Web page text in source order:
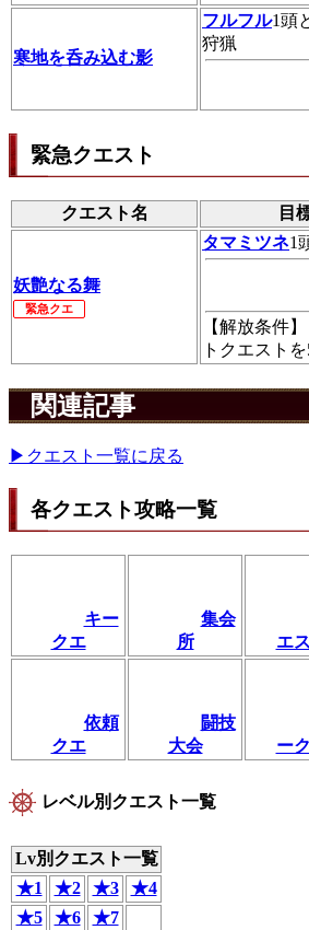
寒地を呑み込む影
フルフル1頭
狩猟
緊急クエスト
クエスト名 目
妖艶なる舞
緊急クエ
タマミツネ1
【解放条件
トクエスト
関連記事
▶クエスト一覧に戻る
各クエスト攻略一覧
キー
クエ
集会
所
エ
依頼
クエ
闘技
大会
ー
レベル別クエスト一覧
Lv別クエスト一覧
★1
★2 ★3
★4
★5
★6 ★7